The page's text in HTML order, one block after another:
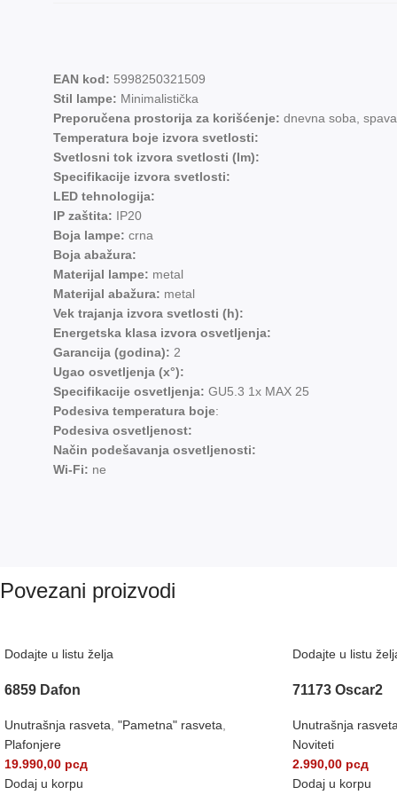
EAN kod: 5998250321509
Stil lampe: Minimalistička
Preporučena prostorija za korišćenje: dnevna soba,
Temperatura boje izvora svetlosti:
Svetlosni tok izvora svetlosti (lm):
Specifikacije izvora svetlosti:
LED tehnologija:
IP zaštita: IP20
Boja lampe: crna
Boja abažura:
Materijal lampe: metal
Materijal abažura: metal
Vek trajanja izvora svetlosti (h):
Energetska klasa izvora osvetljenja:
Garancija (godina): 2
Ugao osvetljenja (x°):
Specifikacije osvetljenja: GU5.3 1x MAX 25
Podesiva temperatura boje:
Podesiva osvetljenost:
Način podešavanja osvetljenosti:
Wi-Fi: ne
Povezani proizvodi
Dodajte u listu želja
6859 Dafon
Unutrašnja rasveta, "Pametna" rasveta,
Plafonjere
19.990,00 рсд
Dodaj u korpu
Dodajte u listu
71173 Oscar2
Unutrašnja
Noviteti
2.990,00 рсд
Dodaj u korpu